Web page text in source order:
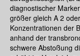
diagnostischer
größer gleich A 2
Konzentrationen der
anhand der
schwere Abstoßung